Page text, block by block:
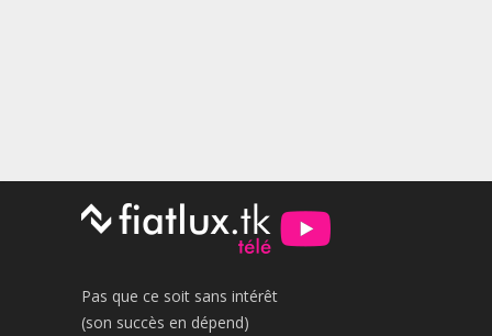
Pas que ce soit sans intérêt
(son succès en dépend)